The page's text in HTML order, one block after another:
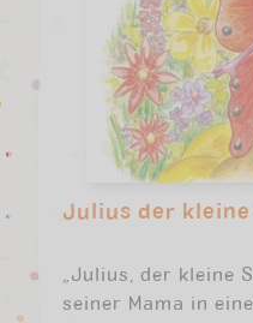
Julius der
„Julius, der kleine
seiner Mama in